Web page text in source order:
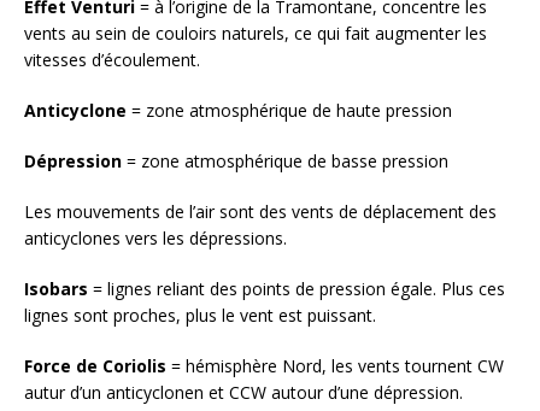
Effet Venturi = à l’origine de la Tramontane, concentre les
vents au sein de couloirs naturels, ce qui fait augmenter les
vitesses d’écoulement.
Anticyclone = zone atmosphérique de haute pression
Dépression = zone atmosphérique de basse pression
Les mouvements de l’air sont des vents de déplacement des
anticyclones vers les dépressions.
Isobars = lignes reliant des points de pression égale. Plus ces
lignes sont proches, plus le vent est puissant.
Force de Coriolis = hémisphère Nord, les vents tournent CW
autur d’un anticyclonen et CCW autour d’une dépression.